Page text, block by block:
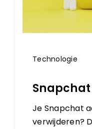
Technologie
Je Snapchat
verwijderen?